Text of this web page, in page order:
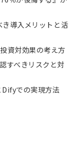
導入メリットと活
資対効果の考え方
すべきリスクと対
での実現方法